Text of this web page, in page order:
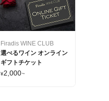
Firadis WINE CLUB
選べるワイン オンライン
ギフトチケット
¥2,000~